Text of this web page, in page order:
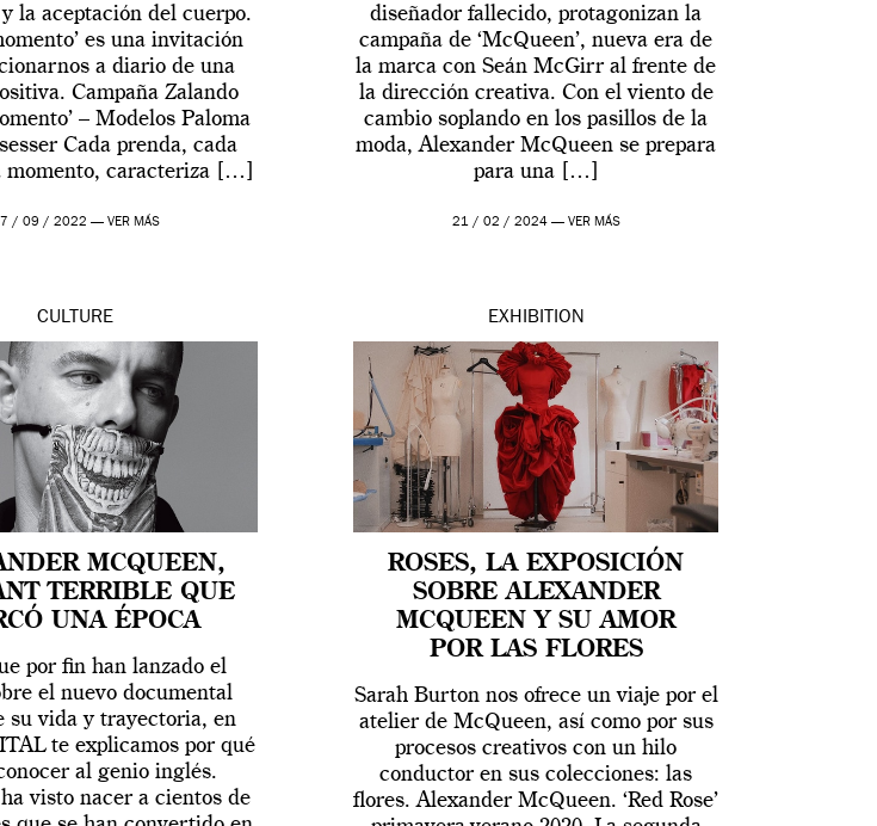
la aceptación del cuerpo.
es una invitación
a diario de una
Campaña Zalando
– Modelos Paloma
Cada prenda, cada
momento, caracteriza […]
/ 09 / 2022 — VER MÁS
diseñador fallecido, protagonizan la
campaña de ‘McQueen’, nueva era de
la marca con Seán McGirr al frente de
la dirección creativa. Con el viento de
cambio soplando en los pasillos de la
moda, Alexander McQueen se prepara
para una […]
21 / 02 / 2024 — VER MÁS
CULTURE
MCQUEEN,
TERRIBLE QUE
UNA ÉPOCA
por fin han lanzado el
el nuevo documental
su vida y trayectoria, en
te explicamos por qué
al genio inglés.
visto nacer a cientos de
EXHIBITION
ROSES, LA EXPOSICIÓN
SOBRE ALEXANDER
MCQUEEN Y SU AMOR
POR LAS FLORES
Sarah Burton nos ofrece un viaje por el
atelier de McQueen, así como por sus
procesos creativos con un hilo
conductor en sus colecciones: las
flores. Alexander McQueen. ‘Red Rose’